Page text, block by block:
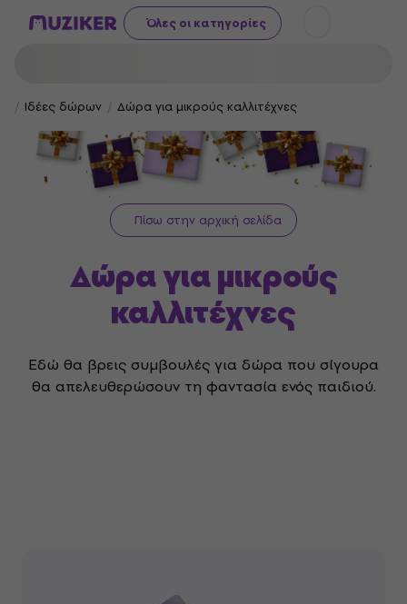
Όλες οι κατηγορίες
Ιδέες δώρων Δώρα για μικρούς καλλιτέχνες
Πίσω στην αρχική σελίδα
Δώρα για μικρούς
καλλιτέχνες
Εδώ θα βρεις συμβουλές για δώρα που σίγουρα
θα απελευθερώσουν τη φαντασία ενός παιδιού.